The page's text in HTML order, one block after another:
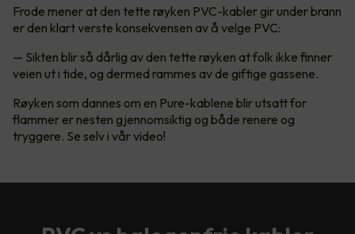
Frode mener at den tette røyken PVC-kabler gir under brann
er den klart verste konsekvensen av å velge PVC:
— Sikten blir så dårlig av den tette røyken at folk ikke finner
veien ut i tide, og dermed rammes av de giftige gassene.
Røyken som dannes om en Pure-kablene blir utsatt for
flammer er nesten gjennomsiktig og både renere og
tryggere. Se selv i vår video!